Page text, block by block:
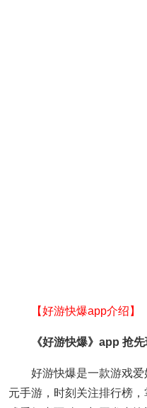
【好游快爆app介绍】
《好游快爆》app 抢
好游快爆是一款游戏
元手游，时刻关注排行榜